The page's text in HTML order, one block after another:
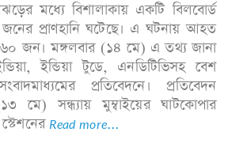
মধ্যে বিশালাকায় একটি বিলবোর্ড
প্রাণহানি ঘটেছে। এ ঘটনায় আহত
জন। মঙ্গলবার (১৪ মে) এ তথ্য জানা
ইন্ডিয়া টুডে, এনডিটিভিসহ বেশ
প্রতিবেদনে। প্রতিবেদন
মে) সন্ধ্যায় মুম্বাইয়ের ঘাটকোপার
Read more...